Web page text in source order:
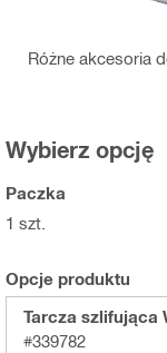
Różne akcesoria
Wybierz opcję
Paczka
1 szt.
Opcje produktu
Tarcza szlifująca
#339782